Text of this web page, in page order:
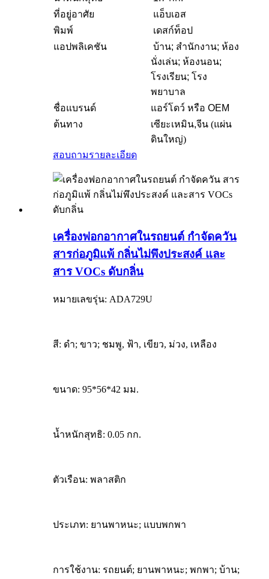
ที่อยู่อาศัย
แอ็บเอส
พิมพ์
เดสก์ท็อป
แอปพลิเคชัน
บ้าน; สำนักงาน; ห้อง
นั่งเล่น; ห้องนอน;
โรงเรียน; โรง
พยาบาล
ชื่อแบรนด์
แอร์โดว์ หรือ OEM
ต้นทาง
เซียะเหมิน,จีน (แผ่น
ดินใหญ่)
สอบถามรายละเอียด
เครื่องฟอกอากาศในรถยนต์ กำจัดควัน
สารก่อภูมิแพ้ กลิ่นไม่พึงประสงค์ และ
สาร VOCs ดับกลิ่น
หมายเลขรุ่น: ADA729U
สี: ดำ; ขาว; ชมพู, ฟ้า, เขียว, ม่วง, เหลือง
ขนาด: 95*56*42 มม.
น้ำหนักสุทธิ: 0.05 กก.
ตัวเรือน: พลาสติก
ประเภท: ยานพาหนะ; แบบพกพา
การใช้งาน: รถยนต์; ยานพาหนะ; พกพา; บ้าน;